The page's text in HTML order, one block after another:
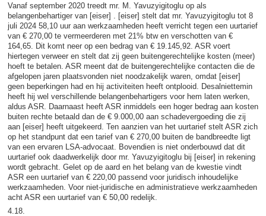
Vanaf september 2020 treedt mr. M. Yavuzyigitoglu op als
belangenbehartiger van [eiser] . [eiser] stelt dat mr. Yavuzyigitoglu tot 8
juli 2024 58,10 uur aan werkzaamheden heeft verricht tegen een uurtarief
van € 270,00 te vermeerderen met 21% btw en verschotten van €
164,65. Dit komt neer op een bedrag van € 19.145,92. ASR voert
hiertegen verweer en stelt dat zij geen buitengerechtelijke kosten (meer)
hoeft te betalen. ASR meent dat de buitengerechtelijke contacten die de
afgelopen jaren plaatsvonden niet noodzakelijk waren, omdat [eiser]
geen beperkingen had en hij activiteiten heeft ontplooid. Desalniettemin
heeft hij wel verschillende belangenbehartigers voor hem laten werken,
aldus ASR. Daarnaast heeft ASR inmiddels een hoger bedrag aan kosten
buiten rechte betaald dan de € 9.000,00 aan schadevergoeding die zij
aan [eiser] heeft uitgekeerd. Ten aanzien van het uurtarief stelt ASR zich
op het standpunt dat een tarief van € 270,00 buiten de bandbreedte ligt
van een ervaren LSA-advocaat. Bovendien is niet onderbouwd dat dit
uurtarief ook daadwerkelijk door mr. Yavuzyigitoglu bij [eiser] in rekening
wordt gebracht. Gelet op de aard en het belang van de kwestie vindt
ASR een uurtarief van € 220,00 passend voor juridisch inhoudelijke
werkzaamheden. Voor niet-juridische en administratieve werkzaamheden
acht ASR een uurtarief van € 50,00 redelijk.
4.18.